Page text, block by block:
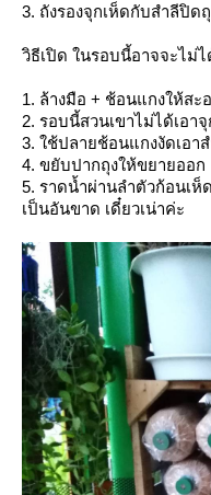
3. ถังรองจุกเห็ดกับสำลีปิด
วิธีเปิด ในรอบนี้อาจจะไม่
1. ล้างมือ + ช้อนแกงให้ส
2. รอบนี้สวนเขาไม่ได้เอา
3. ใช้ปลายช้อนแกงงัดเอา
4. ขยับปากถุงให้ขยายออก
5. ราดน้ำผ่านลำตัวก้อนเห็
เป็นอันขาด เดี๋ยวเน่าค่ะ